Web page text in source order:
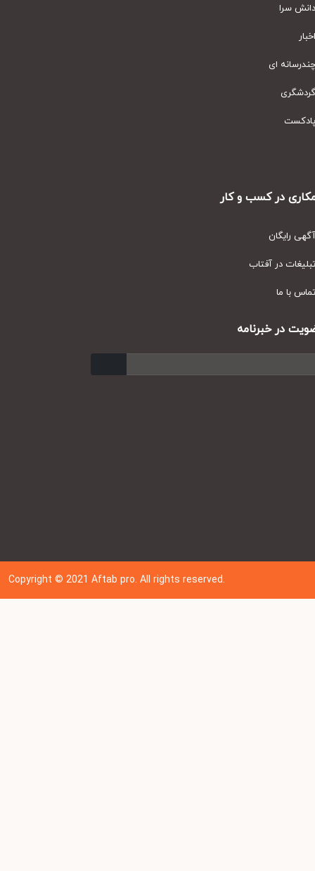
سرا
ای
در کسب و کار
رایگان
در آفتاب
با ما
در خبرنامه
Copyright © 202 1Aftab pro. All rights reserved.